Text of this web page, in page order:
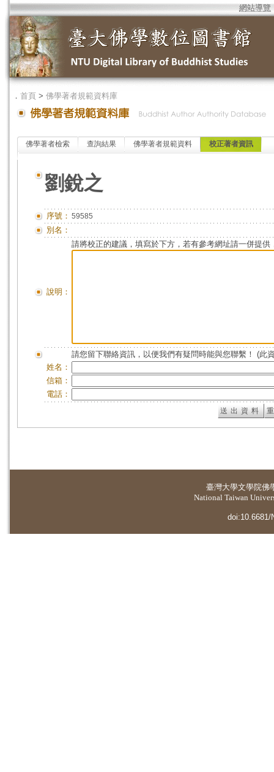
網站導覽
． 首頁 > 佛學著者規範資料庫
佛學著者檢索 查詢結果 佛學著者規範資料 校正著者資訊
劉銳之
序號： 59585
別名：
說明：
請將校正的建議，填寫於下方，若有參考網址請一併提供
請您留下聯絡資訊，以便我們有疑問時能與您聯繫！ (此
姓名：
信箱：
電話：
臺灣大學文學院佛
National Taiwan
doi:10.6681/